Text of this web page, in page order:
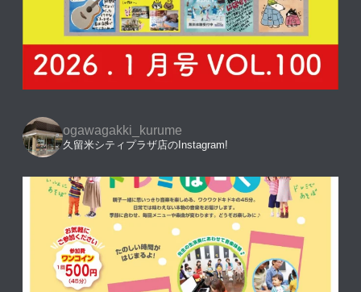
ogawagakki_kurume
久留米シティプラザ店のInstagram!